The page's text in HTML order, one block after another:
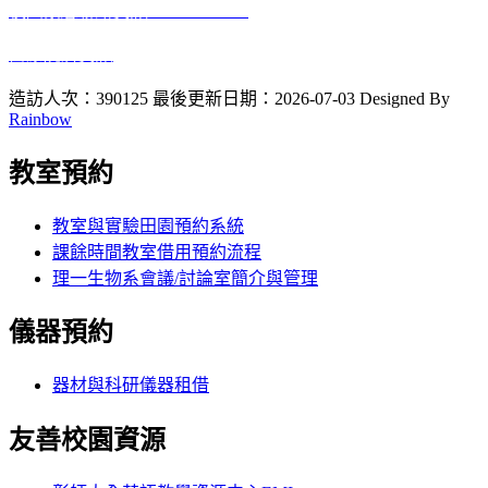
造訪人次：390125 最後更新日期：2026-07-03 Designed By
Rainbow
教室預約
教室與實驗田園預約系統
課餘時間教室借用預約流程
理一生物系會議/討論室簡介與管理
儀器預約
器材與科研儀器租借
友善校園資源